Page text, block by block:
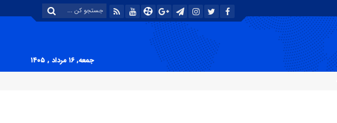
جمعه, ۱۶ مرداد , ۱۴۰۵